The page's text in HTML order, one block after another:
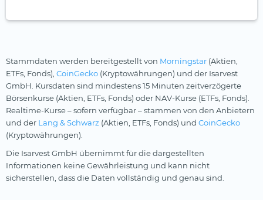
Stammdaten werden bereitgestellt von Morningstar (Aktien,
ETFs, Fonds), CoinGecko (Kryptowährungen) und der Isarvest
GmbH. Kursdaten sind mindestens 15 Minuten zeitverzögerte
Börsenkurse (Aktien, ETFs, Fonds) oder NAV-Kurse (ETFs, Fonds).
Realtime-Kurse – sofern verfügbar – stammen von den Anbietern
und der Lang & Schwarz (Aktien, ETFs, Fonds) und CoinGecko
(Kryptowährungen).
Die Isarvest GmbH übernimmt für die dargestellten
Informationen keine Gewährleistung und kann nicht
sicherstellen, dass die Daten vollständig und genau sind.